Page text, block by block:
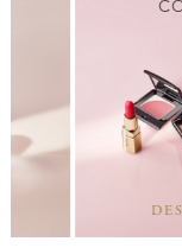
COLOURS